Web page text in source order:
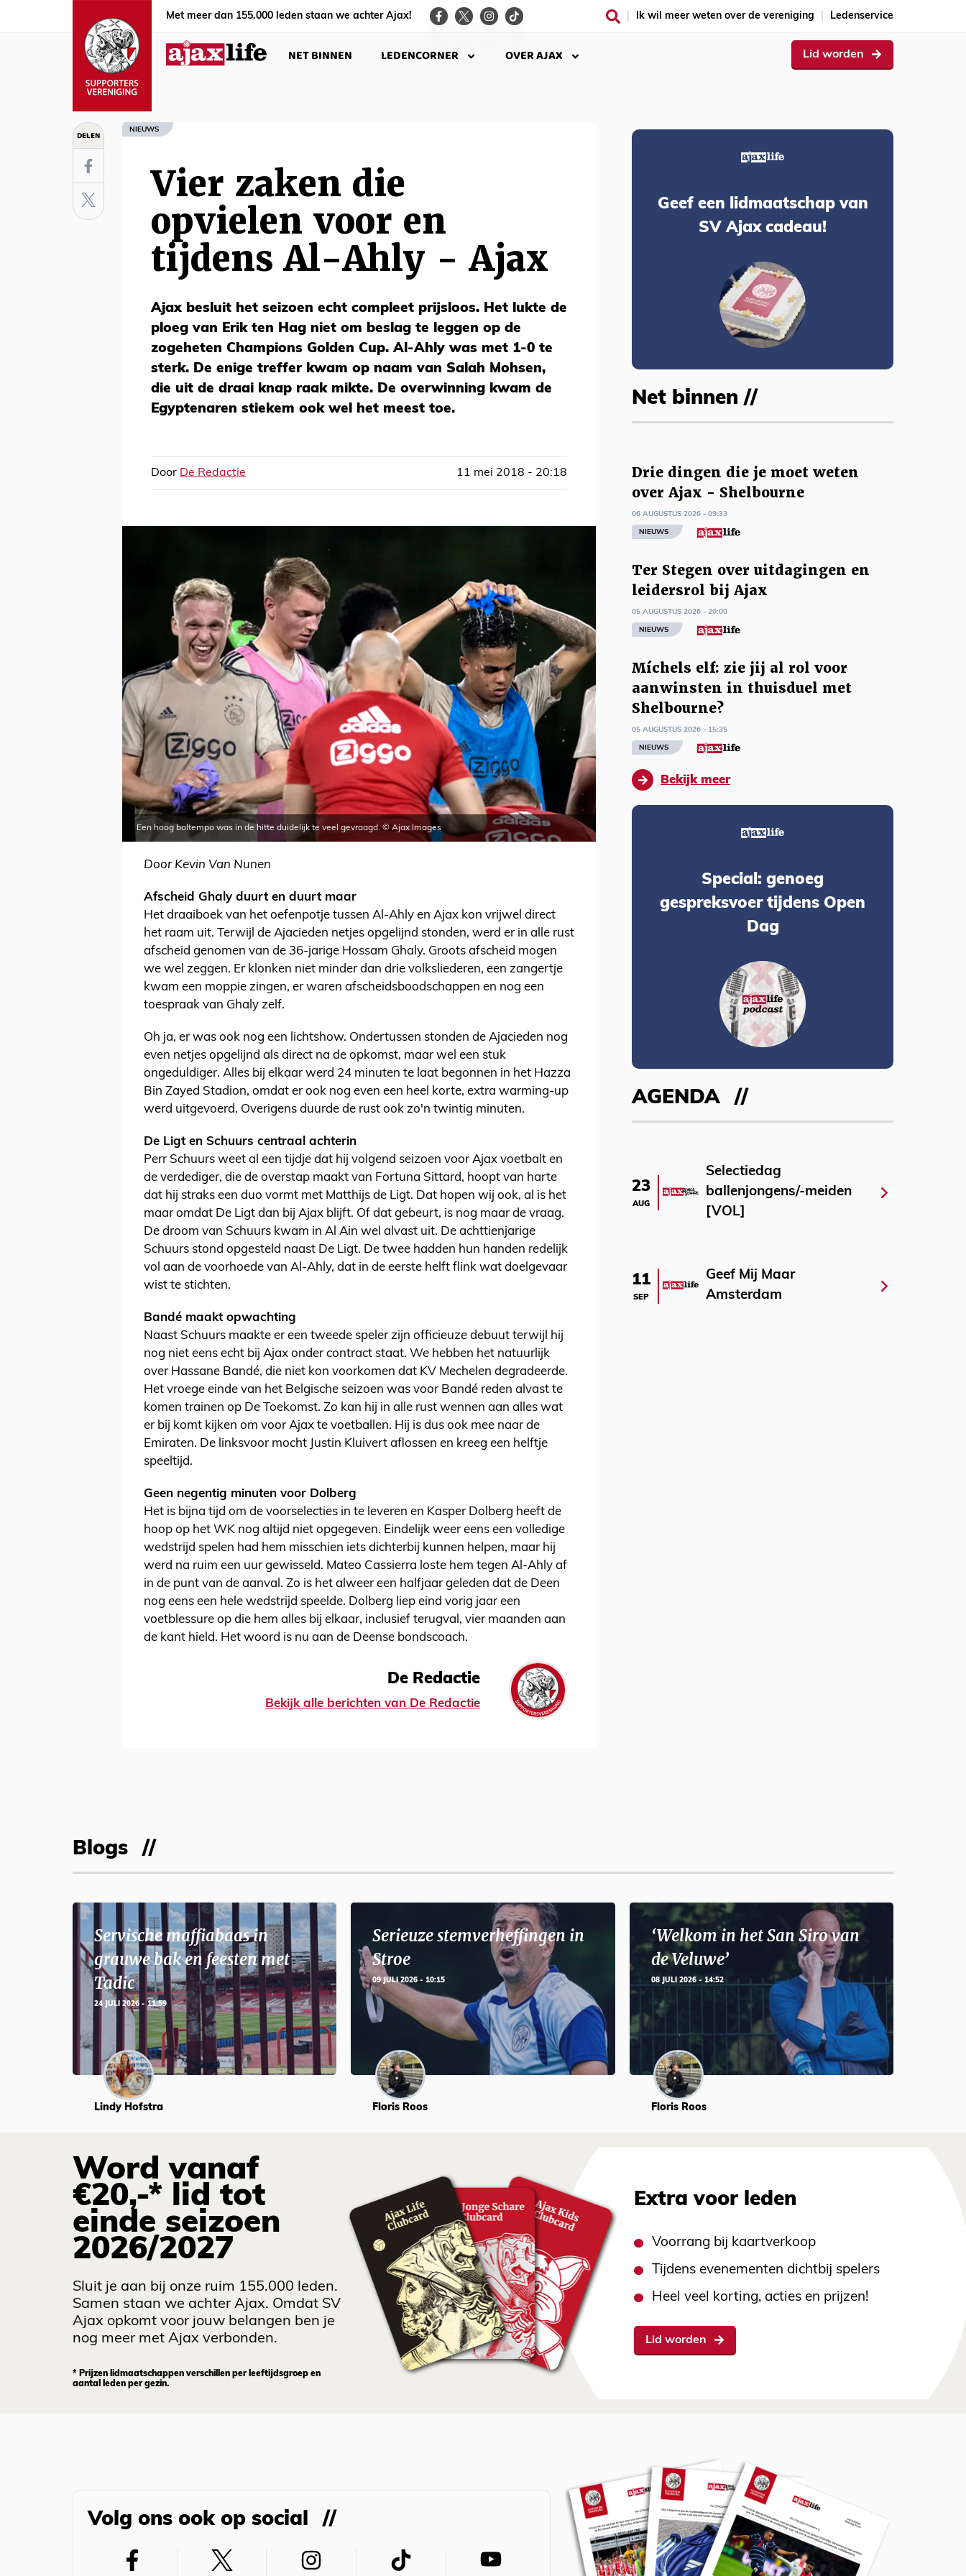
Met meer dan 155.000 leden staan we achter Ajax! Ik wil meer weten over de vereniging Ledenservice
NET BINNEN LEDENCORNER OVER AJAX Lid worden
DELEN NIEUWS
Vier zaken die
opvielen voor en
tijdens Al-Ahly - Ajax
Ajax besluit het seizoen echt compleet prijsloos. Het lukte de
ploeg van Erik ten Hag niet om beslag te leggen op de
zogeheten Champions Golden Cup. Al-Ahly was met 1-0 te
sterk. De enige treffer kwam op naam van Salah Mohsen,
die uit de draai knap raak mikte. De overwinning kwam de
Egyptenaren stiekem ook wel het meest toe.
Door De Redactie 11 mei 2018 - 20:18
Een hoog baltempo was in de hitte duidelijk te veel gevraagd. © Ajax Images
Door Kevin Van Nunen
Afscheid Ghaly duurt en duurt maar
Het draaiboek van het oefenpotje tussen Al-Ahly en Ajax kon vrijwel direct
het raam uit. Terwijl de Ajacieden netjes opgelijnd stonden, werd er in alle rust
afscheid genomen van de 36-jarige Hossam Ghaly. Groots afscheid mogen
we wel zeggen. Er klonken niet minder dan drie volksliederen, een zangertje
kwam een moppie zingen, er waren afscheidsboodschappen en nog een
toespraak van Ghaly zelf.
Oh ja, er was ook nog een lichtshow. Ondertussen stonden de Ajacieden nog
even netjes opgelijnd als direct na de opkomst, maar wel een stuk
ongeduldiger. Alles bij elkaar werd 24 minuten te laat begonnen in het Hazza
Bin Zayed Stadion, omdat er ook nog even een heel korte, extra warming-up
werd uitgevoerd. Overigens duurde de rust ook zo'n twintig minuten.
De Ligt en Schuurs centraal achterin
Perr Schuurs weet al een tijdje dat hij volgend seizoen voor Ajax voetbalt en
de verdediger, die de overstap maakt van Fortuna Sittard, hoopt van harte
dat hij straks een duo vormt met Matthijs de Ligt. Dat hopen wij ook, al is het
maar omdat De Ligt dan bij Ajax blijft. Of dat gebeurt, is nog maar de vraag.
De droom van Schuurs kwam in Al Ain wel alvast uit. De achttienjarige
Schuurs stond opgesteld naast De Ligt. De twee hadden hun handen redelijk
vol aan de voorhoede van Al-Ahly, dat in de eerste helft flink wat doelgevaar
wist te stichten.
Bandé maakt opwachting
Naast Schuurs maakte er een tweede speler zijn officieuze debuut terwijl hij
nog niet eens echt bij Ajax onder contract staat. We hebben het natuurlijk
over Hassane Bandé, die niet kon voorkomen dat KV Mechelen degradeerde.
Het vroege einde van het Belgische seizoen was voor Bandé reden alvast te
komen trainen op De Toekomst. Zo kan hij in alle rust wennen aan alles wat
er bij komt kijken om voor Ajax te voetballen. Hij is dus ook mee naar de
Emiraten. De linksvoor mocht Justin Kluivert aflossen en kreeg een helftje
speeltijd.
Geen negentig minuten voor Dolberg
Het is bijna tijd om de voorselecties in te leveren en Kasper Dolberg heeft de
hoop op het WK nog altijd niet opgegeven. Eindelijk weer eens een volledige
wedstrijd spelen had hem misschien iets dichterbij kunnen helpen, maar hij
werd na ruim een uur gewisseld. Mateo Cassierra loste hem tegen Al-Ahly af
in de punt van de aanval. Zo is het alweer een halfjaar geleden dat de Deen
nog eens een hele wedstrijd speelde. Dolberg liep eind vorig jaar een
voetblessure op die hem alles bij elkaar, inclusief terugval, vier maanden aan
de kant hield. Het woord is nu aan de Deense bondscoach.
De Redactie
Bekijk alle berichten van De Redactie
Geef een lidmaatschap van
SV Ajax cadeau!
Net binnen //
Drie dingen die je moet weten
over Ajax - Shelbourne
06 AUGUSTUS 2026 - 09:33
NIEUWS
Ter Stegen over uitdagingen en
leidersrol bij Ajax
05 AUGUSTUS 2026 - 20:00
NIEUWS
Míchels elf: zie jij al rol voor
aanwinsten in thuisduel met
Shelbourne?
05 AUGUSTUS 2026 - 15:35
NIEUWS
Bekijk meer
Special: genoeg
gespreksvoer tijdens Open
Dag
AGENDA
23
AUG
Selectiedag
ballenjongens/-meiden
[VOL]
11
SEP
Geef Mij Maar
Amsterdam
Blogs
Servische maffiabaas in
grauwe bak en feesten met
Tadic
24 JULI 2026 - 11:59
Lindy Hofstra
Serieuze stemverheffingen in
Stroe
09 JULI 2026 - 10:15
Floris Roos
‘Welkom in het San Siro van
de Veluwe’
08 JULI 2026 - 14:52
Floris Roos
Word vanaf
€20,-* lid tot
einde seizoen
2026/2027
Sluit je aan bij onze ruim 155.000 leden.
Samen staan we achter Ajax. Omdat SV
Ajax opkomt voor jouw belangen ben je
nog meer met Ajax verbonden.
* Prijzen lidmaatschappen verschillen per leeftijdsgroep en
aantal leden per gezin.
Extra voor leden
Voorrang bij kaartverkoop
Tijdens evenementen dichtbij spelers
Heel veel korting, acties en prijzen!
Lid worden
Volg ons ook op social